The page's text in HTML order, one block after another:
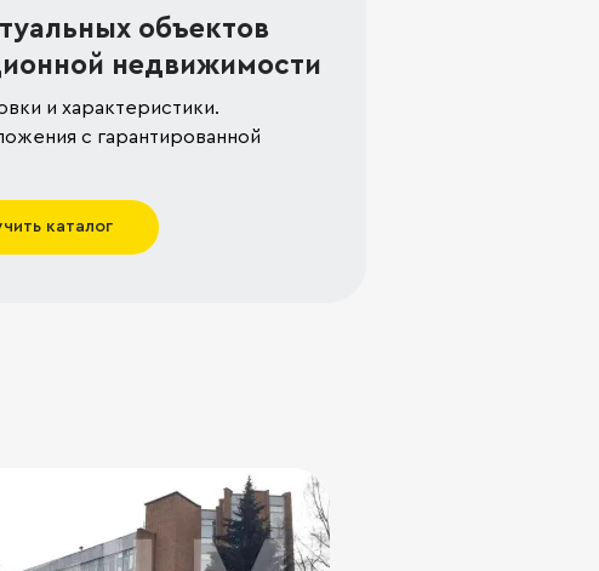
объектов
недвижимости
и характеристики.
с гарантированной
каталог